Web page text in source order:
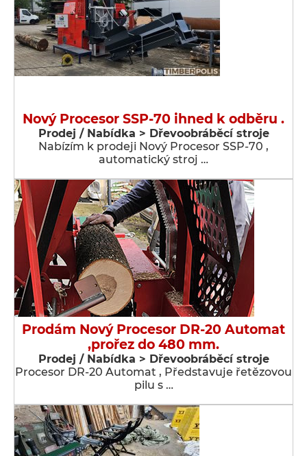
Nový Procesor SSP-70 ihned k odběru .
Prodej / Nabídka > Dřevoobráběcí stroje
Nabízím k prodeji Nový Procesor SSP-70 ,
automatický stroj …
Prodám Nový Procesor DR-20 Automat
,prořez do 480 mm.
Prodej / Nabídka > Dřevoobráběcí stroje
Procesor DR-20 Automat , Představuje řetězovou
pilu s …